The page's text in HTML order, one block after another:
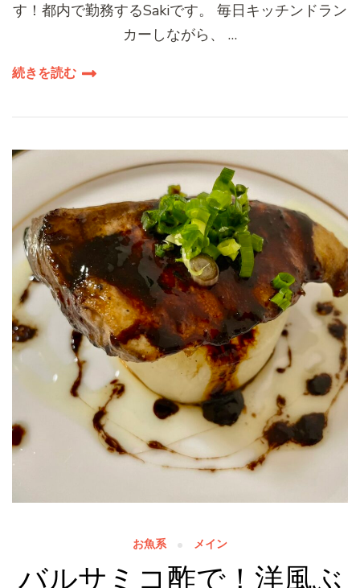
す！都内で勤務するSakiです。 毎日キッチンドラン
カーしながら、 …
続きを読む
お魚系 メイン
バルサミコ酢で！洋風ぶ